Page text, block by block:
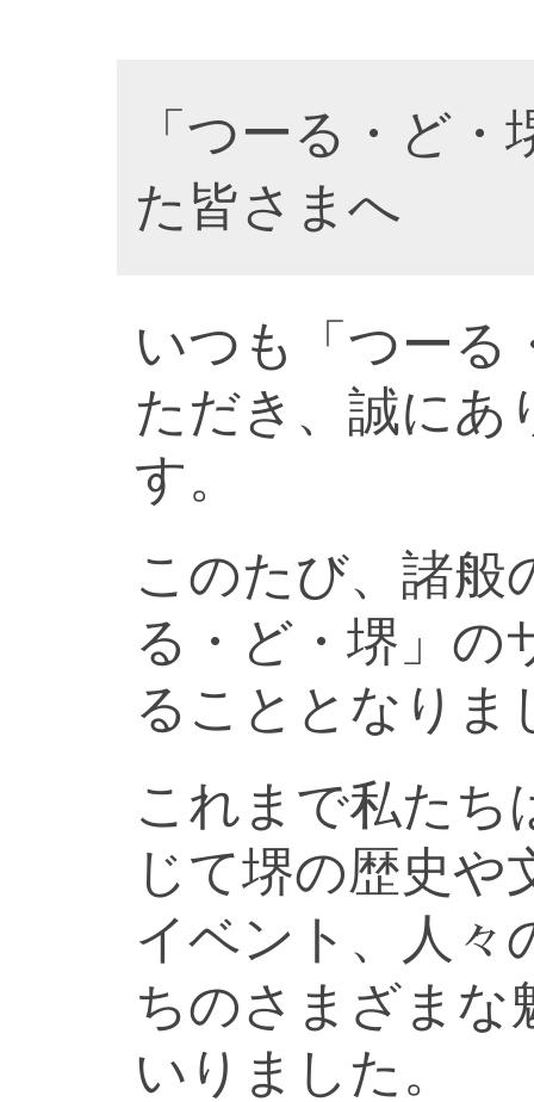
「つーる・ど
た皆さまへ
いつも「つーる
ただき、誠にあ
す。
このたび、諸般
る・ど・堺」の
ることとなりま
これまで私たち
じて堺の歴史や
イベント、人々
ちのさまざまな
いりました。